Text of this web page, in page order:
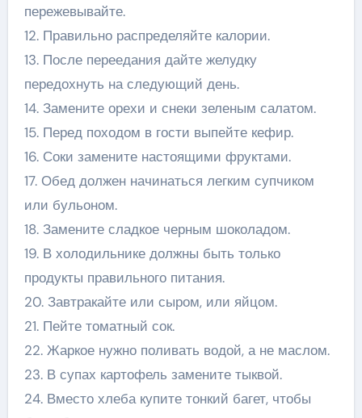
пережевывайте.
12. Правильно распределяйте калории.
13. После переедания дайте желудку
передохнуть на следующий день.
14. Замените орехи и снеки зеленым салатом.
15. Перед походом в гости выпейте кефир.
16. Соки замените настоящими фруктами.
17. Обед должен начинаться легким супчиком
или бульоном.
18. Замените сладкое черным шоколадом.
19. В холодильнике должны быть только
продукты правильного питания.
20. Завтракайте или сыром, или яйцом.
21. Пейте томатный сок.
22. Жаркое нужно поливать водой, а не маслом.
23. В супах картофель замените тыквой.
24. Вместо хлеба купите тонкий багет, чтобы